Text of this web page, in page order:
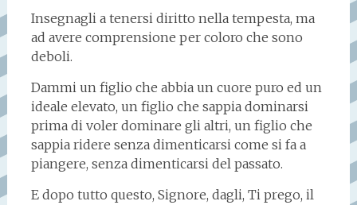
Insegnagli a tenersi diritto nella tempesta, ma
ad avere comprensione per coloro che sono
deboli.
Dammi un figlio che abbia un cuore puro ed un
ideale elevato, un figlio che sappia dominarsi
prima di voler dominare gli altri, un figlio che
sappia ridere senza dimenticarsi come si fa a
piangere, senza dimenticarsi del passato.
E dopo tutto questo, Signore, dagli, Ti prego, il